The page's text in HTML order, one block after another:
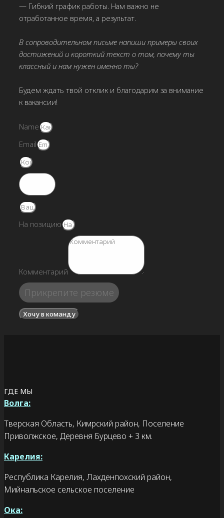
— Гибкий график работы. Нам важно не
отработанное время, а результат.
В сопроводительном письме напиши примеры своих
достижений и короткий текст о том, почему ты
классный и нам нужен именно ты?
Будем ждать твой отклик и благодарим за внимание
к вакансии!
Name
Email
На позицию
Комментарий
Прикрепите резюме
Хочу в команду
ГДЕ МЫ
Волга:
Тверская Область, Кимрский район, Поселение
Приволжское, Деревня Бурцево + 3 км.
Карелия:
Республика Карелия, Лахденпохский район,
Мийнальское сельское поселение
Ока: